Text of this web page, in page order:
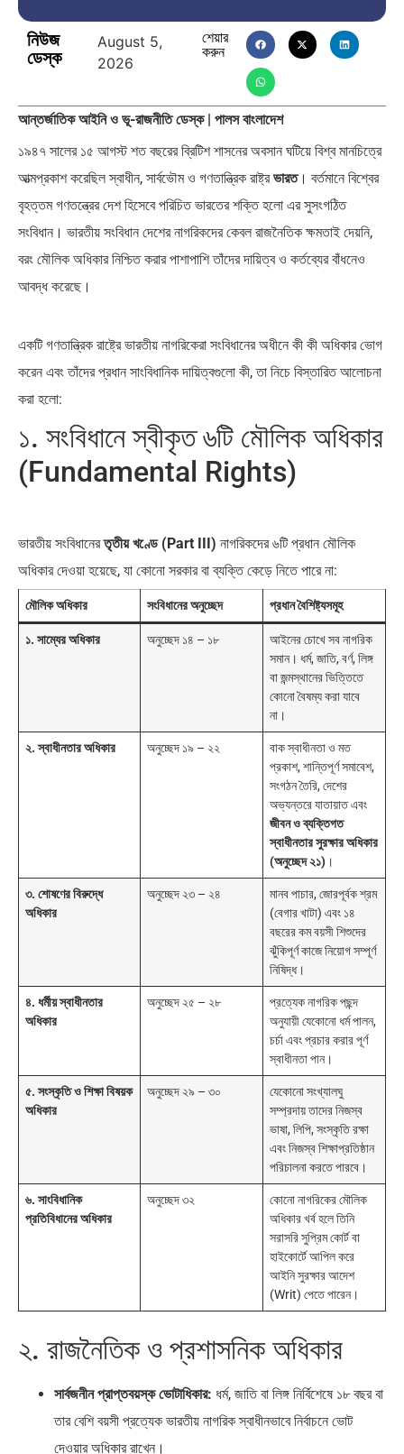
আমেরিকা সারা দুনিয়ায় গণতন্ত্রের গান…
নিউজ
ডেস্ক
August 5,
2026
শেয়ার
করুন
আন্তর্জাতিক আইনি ও ভূ-রাজনীতি ডেস্ক | পালস বাংলাদেশ
১৯৪৭ সালের ১৫ আগস্ট শত বছরের ব্রিটিশ শাসনের অবসান ঘটিয়ে বিশ্ব মানচিত্রে
আত্মপ্রকাশ করেছিল স্বাধীন, সার্বভৌম ও গণতান্ত্রিক রাষ্ট্রভারত। বর্তমানে বিশ্বের
বৃহত্তম গণতন্ত্রের দেশ হিসেবে পরিচিত ভারতের শক্তি হলো এর সুসংগঠিত
সংবিধান। ভারতীয় সংবিধান দেশের নাগরিকদের কেবল রাজনৈতিক ক্ষমতাই দেয়নি,
বরং মৌলিক অধিকার নিশ্চিত করার পাশাপাশি তাঁদের দায়িত্ব ও কর্তব্যের বাঁধনেও
আবদ্ধ করেছে।
একটি গণতান্ত্রিক রাষ্ট্রে ভারতীয় নাগরিকেরা সংবিধানের অধীনে কী কী অধিকার ভোগ
করেন এবং তাঁদের প্রধান সাংবিধানিক দায়িত্বগুলো কী, তা নিচে বিস্তারিত আলোচনা
করা হলো:
১. সংবিধানে স্বীকৃত ৬টি মৌলিক অধিকার
(Fundamental Rights)
ভারতীয় সংবিধানেরতৃতীয় খণ্ডে (Part III) নাগরিকদের ৬টি প্রধান মৌলিক
অধিকার দেওয়া হয়েছে, যা কোনো সরকার বা ব্যক্তি কেড়ে নিতে পারে না:
মৌলিক অধিকার সংবিধানের অনুচ্ছেদ প্রধান বৈশিষ্ট্যসমূহ
১. সাম্যের অধিকার অনুচ্ছেদ ১৪ – ১৮
আইনের চোখে সব নাগরিক
সমান। ধর্ম, জাতি, বর্ণ, লিঙ্গ
বা জন্মস্থানের ভিত্তিতে
কোনো বৈষম্য করা যাবে
না।
২. স্বাধীনতার অধিকার অনুচ্ছেদ ১৯ – ২২
বাক স্বাধীনতা ও মত
প্রকাশ, শান্তিপূর্ণ সমাবেশ,
সংগঠন তৈরি, দেশের
অভ্যন্তরে যাতায়াত এবং
জীবন ও ব্যক্তিগত
স্বাধীনতার সুরক্ষার অধিকার
(অনুচ্ছেদ ২১) ।
৩. শোষণের বিরুদ্ধে
অধিকার
অনুচ্ছেদ ২৩ – ২৪
মানব পাচার, জোরপূর্বক শ্রম
(বেগার খাটা) এবং ১৪
বছরের কম বয়সী শিশুদের
ঝুঁকিপূর্ণ কাজে নিয়োগ সম্পূর্ণ
নিষিদ্ধ।
৪. ধর্মীয় স্বাধীনতার
অধিকার
অনুচ্ছেদ ২৫ – ২৮
প্রত্যেক নাগরিক পছন্দ
অনুযায়ী যেকোনো ধর্ম পালন,
চর্চা এবং প্রচার করার পূর্ণ
স্বাধীনতা পান।
৫. সংস্কৃতি ও শিক্ষা বিষয়ক
অধিকার
অনুচ্ছেদ ২৯ – ৩০
যেকোনো সংখ্যালঘু
সম্প্রদায় তাদের নিজস্ব
ভাষা, লিপি, সংস্কৃতি রক্ষা
এবং নিজস্ব শিক্ষাপ্রতিষ্ঠান
পরিচালনা করতে পারবে।
৬. সাংবিধানিক
প্রতিবিধানের অধিকার
অনুচ্ছেদ ৩২
কোনো নাগরিকের মৌলিক
অধিকার খর্ব হলে তিনি
সরাসরি সুপ্রিম কোর্ট বা
হাইকোর্টে আপিল করে
আইনি সুরক্ষার আদেশ
(Writ) পেতে পারেন।
২. রাজনৈতিক ও প্রশাসনিক অধিকার
সার্বজনীন প্রাপ্তবয়স্ক ভোটাধিকার: ধর্ম, জাতি বা লিঙ্গ নির্বিশেষে ১৮ বছর বা
তার বেশি বয়সী প্রত্যেক ভারতীয় নাগরিক স্বাধীনভাবে নির্বাচনে ভোট
দেওয়ার অধিকার রাখেন।